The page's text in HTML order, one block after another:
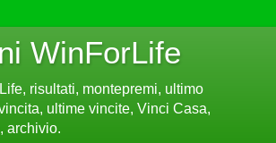
WinForLife
risultati, montepremi, ultimo
ultime vincite, Vinci Casa,
archivio.